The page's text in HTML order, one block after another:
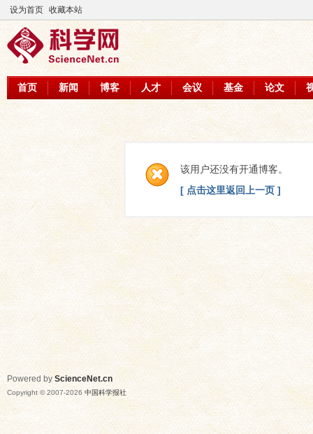
设为首页 收藏本站
首页 新闻 博客 人才 会议 基金 论文
该用户还没有开通博客。
[ 点击这里返回上一页 ]
Powered by ScienceNet.cn
Copyright © 2007-2026 中国科学报社